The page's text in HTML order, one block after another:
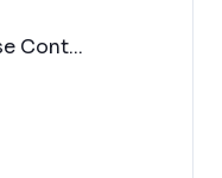
Cont...